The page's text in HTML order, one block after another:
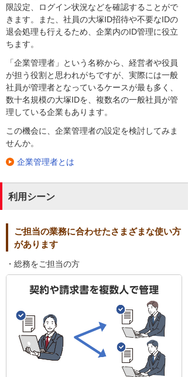
限設定、ログイン状況などを確認することがで
きます。また、社員の大塚ID招待や不要なIDの
退会処理も行えるため、企業内のID管理に役立
ちます。
「企業管理者」という名称から、経営者や役員
が担う役割と思われがちですが、実際には一般
社員が管理者となっているケースが最も多く、
数十名規模の大塚IDを、複数名の一般社員が管
理している企業もあります。
この機会に、企業管理者の設定を検討してみま
せんか。
企業管理者とは
利用シーン
ご担当の業務に合わせたさまざまな使い方
があります
・総務をご担当の方